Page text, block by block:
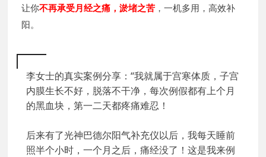
让你不再承受月经之痛，淤堵之苦 ，一机多用，高效补
阳。
李女士的真实案例分享：“我就属于宫寒体质，子宫
内膜生长不好，脱落不干净，每次例假都有上个月
的黑血块，第一二天都疼痛难忍！
后来有了光神巴德尔阳气补充仪以后，我每天睡前
照半个小时，一个月之后，痛经没了！这是我来例